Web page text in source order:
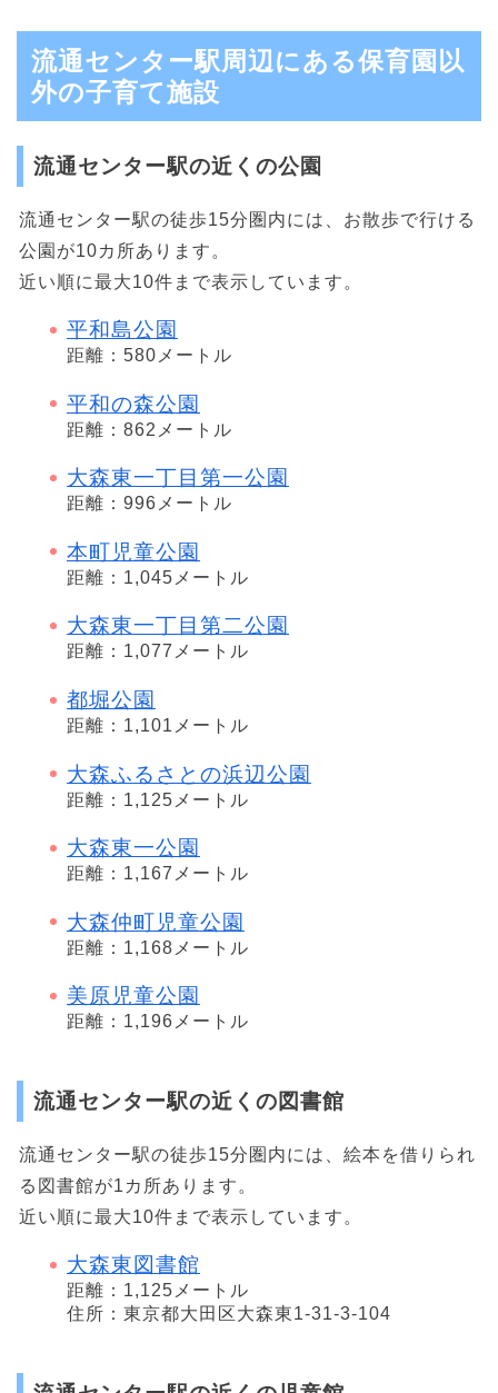
流通センター駅周辺にある保育園以
外の子育て施設
流通センター駅の近くの公園
流通センター駅の徒歩15分圏内には、お散歩で行ける
公園が10カ所あります。
近い順に最大10件まで表示しています。
平和島公園
距離：580メートル
平和の森公園
距離：862メートル
大森東一丁目第一公園
距離：996メートル
本町児童公園
距離：1,045メートル
大森東一丁目第二公園
距離：1,077メートル
都堀公園
距離：1,101メートル
大森ふるさとの浜辺公園
距離：1,125メートル
大森東一公園
距離：1,167メートル
大森仲町児童公園
距離：1,168メートル
美原児童公園
距離：1,196メートル
流通センター駅の近くの図書館
流通センター駅の徒歩15分圏内には、絵本を借りられ
る図書館が1カ所あります。
近い順に最大10件まで表示しています。
大森東図書館
距離：1,125メートル
住所：東京都大田区大森東1-31-3-104